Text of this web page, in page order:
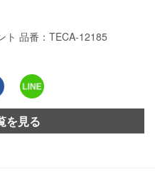
ト 品番：TECA-12185
を見る